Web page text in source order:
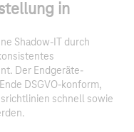
in
Shadow-IT durch
Der Endgeräte-
DSGVO-konform,
schnell sowie